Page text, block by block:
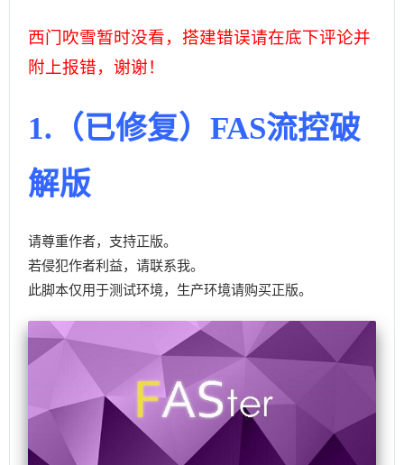
西门吹雪暂时没看，搭建错误请在底下评论并
附上报错，谢谢！
1.（已修复）FAS流控破
解版
请尊重作者，支持正版。
若侵犯作者利益，请联系我。
此脚本仅用于测试环境，生产环境请购买正版。